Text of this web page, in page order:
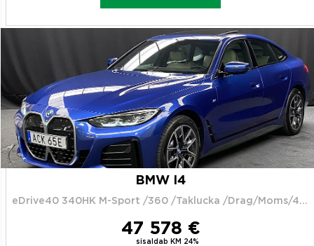
BMW I4
eDrive40 340HK M-Sport /360 /Taklucka /Drag/Moms/4.95%
47 578 €
sisaldab KM 24%